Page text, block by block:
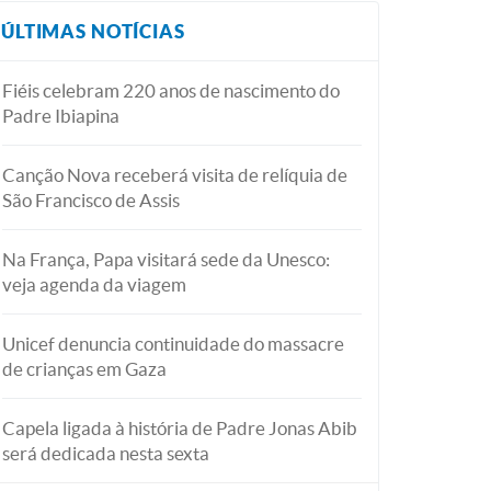
ÚLTIMAS NOTÍCIAS
Fiéis celebram 220 anos de nascimento do
Padre Ibiapina
Canção Nova receberá visita de relíquia de
São Francisco de Assis
Na França, Papa visitará sede da Unesco:
veja agenda da viagem
Unicef denuncia continuidade do massacre
de crianças em Gaza
Capela ligada à história de Padre Jonas Abib
será dedicada nesta sexta